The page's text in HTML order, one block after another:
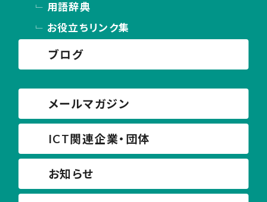
用語辞典
お役立ちリンク集
ブログ
メールマガジン
ICT関連企業・団体
お知らせ